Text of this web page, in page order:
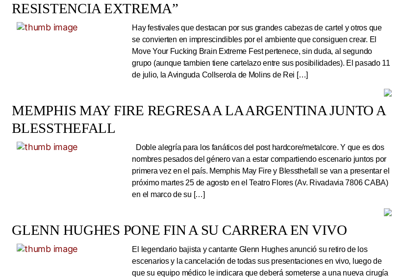
RESISTENCIA EXTREMA”
Hay festivales que destacan por sus grandes cabezas de cartel y otros que
se convierten en imprescindibles por el ambiente que consiguen crear. El
Move Your Fucking Brain Extreme Fest pertenece, sin duda, al segundo
grupo (aunque tambien tiene cartelazo entre sus posibilidades). El pasado 11
de julio, la Avinguda Collserola de Molins de Rei […]
MEMPHIS MAY FIRE REGRESA A LA ARGENTINA JUNTO A
BLESSTHEFALL
Doble alegría para los fanáticos del post hardcore/metalcore. Y que es dos
nombres pesados del género van a estar compartiendo escenario juntos por
primera vez en el país. Memphis May Fire y Blessthefall se van a presentar el
próximo martes 25 de agosto en el Teatro Flores (Av. Rivadavia 7806 CABA)
en el marco de su […]
GLENN HUGHES PONE FIN A SU CARRERA EN VIVO
El legendario bajista y cantante Glenn Hughes anunció su retiro de los
escenarios y la cancelación de todas sus presentaciones en vivo, luego de
que su equipo médico le indicara que deberá someterse a una nueva cirugía